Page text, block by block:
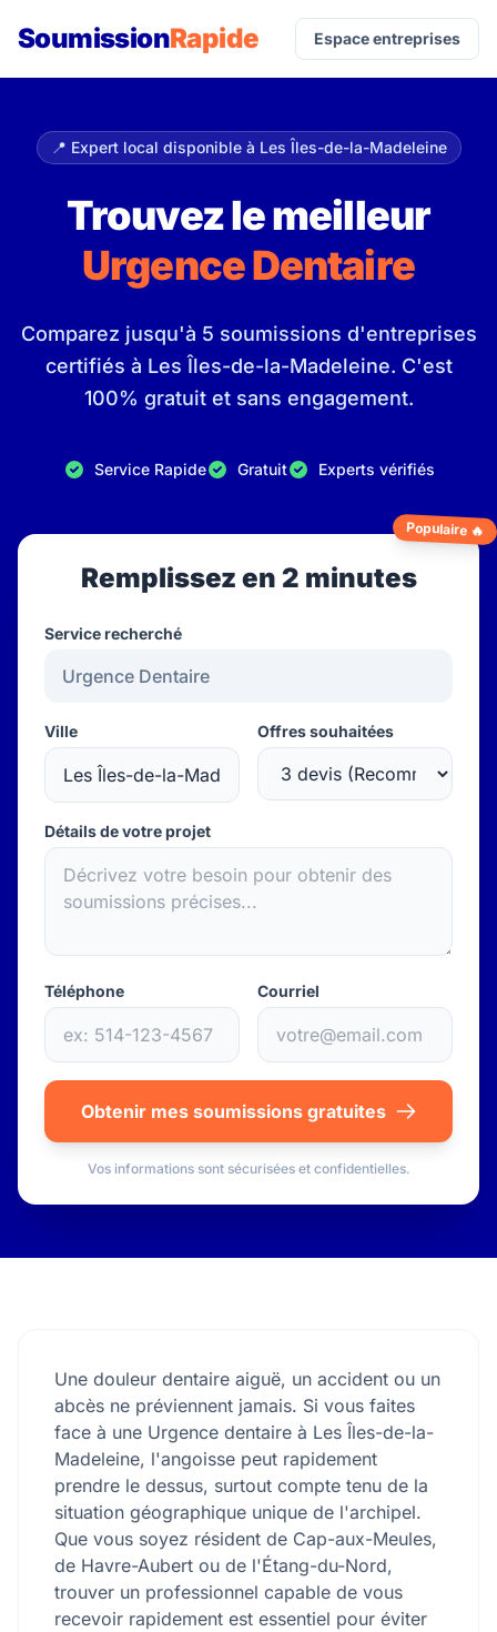
SoumissionRapide Espace entreprises
📍 Expert local disponible à Les Îles-de-la-Madeleine
Trouvez le meilleur
Urgence Dentaire
Comparez jusqu'à 5 soumissions d'entreprises
certifiés à Les Îles-de-la-Madeleine. C'est
100% gratuit et sans engagement.
Service Rapide Gratuit Experts vérifiés
Populaire 🔥
Remplissez en 2 minutes
Service recherché
Ville Offres souhaitées
Détails de votre projet
Téléphone Courriel
Obtenir mes soumissions gratuites
Vos informations sont sécurisées et confidentielles.
Une douleur dentaire aiguë, un accident ou un
abcès ne préviennent jamais. Si vous faites
face à une Urgence dentaire à Les Îles-de-la-
Madeleine, l'angoisse peut rapidement
prendre le dessus, surtout compte tenu de la
situation géographique unique de l'archipel.
Que vous soyez résident de Cap-aux-Meules,
de Havre-Aubert ou de l'Étang-du-Nord,
trouver un professionnel capable de vous
recevoir rapidement est essentiel pour éviter